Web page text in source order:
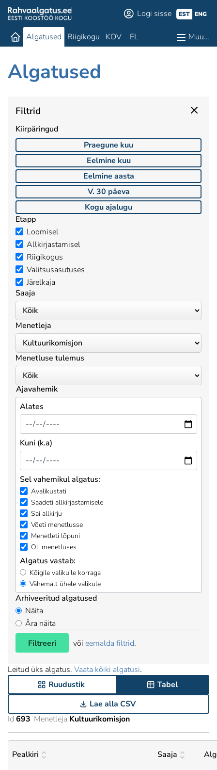
Logi sisse EST ENG
Algatused Riigikogu KOV EL Muu…
Algatused
Filtrid
Kiirpäringud
Praegune kuu
Eelmine kuu
Eelmine aasta
V. 30 päeva
Kogu ajalugu
Etapp
Loomisel
Allkirjastamisel
Riigikogus
Valitsusasutuses
Järelkaja
Saaja
Menetleja
Menetluse tulemus
Ajavahemik
Alates
Kuni (k.a)
Sel vahemikul algatus:
Avalikustati
Saadeti allkirjastamisele
Sai allkirju
Võeti menetlusse
Menetleti lõpuni
Oli menetluses
Algatus vastab:
Kõigile valikuile korraga
Vähemalt ühele valikule
Arhiveeritud algatused
Näita
Ära näita
Filtreeri
või eemalda filtrid.
Leitud üks algatus. Vaata kõiki algatusi.
Ruudustik
Tabel
Lae alla CSV
Id 693 Menetleja Kultuurikomisjon
Pealkiri Saaja